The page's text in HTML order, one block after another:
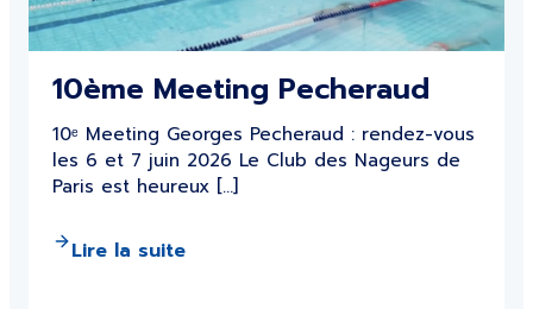
10ème Meeting Pecheraud
10ᵉ Meeting Georges Pecheraud : rendez-vous
les 6 et 7 juin 2026 Le Club des Nageurs de
Paris est heureux […]
Lire la suite